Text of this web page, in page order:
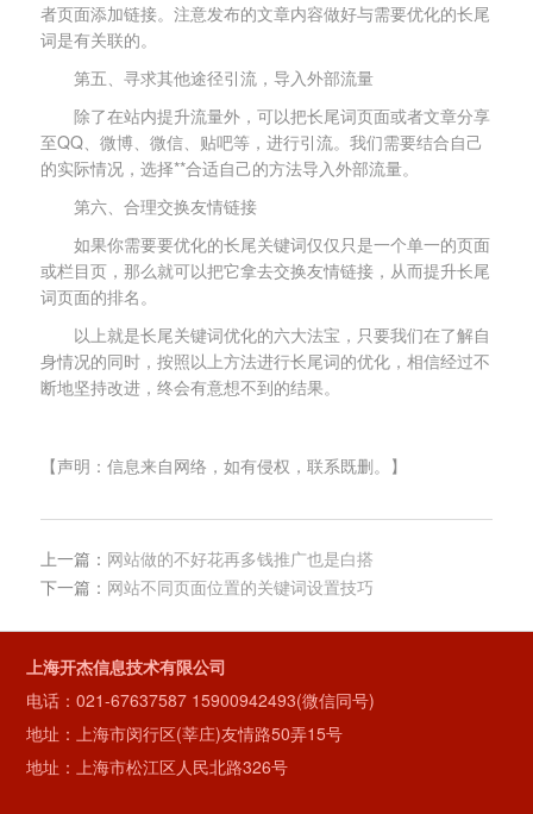
者页面添加链接。注意发布的文章内容做好与需要优化的长尾
词是有关联的。
第五、寻求其他途径引流，导入外部流量
除了在站内提升流量外，可以把长尾词页面或者文章分享
至QQ、微博、微信、贴吧等，进行引流。我们需要结合自己
的实际情况，选择**合适自己的方法导入外部流量。
第六、合理交换友情链接
如果你需要要优化的长尾关键词仅仅只是一个单一的页面
或栏目页，那么就可以把它拿去交换友情链接，从而提升长尾
词页面的排名。
以上就是长尾关键词优化的六大法宝，只要我们在了解自
身情况的同时，按照以上方法进行长尾词的优化，相信经过不
断地坚持改进，终会有意想不到的结果。
【声明：信息来自网络，如有侵权，联系既删。】
上一篇： 网站做的不好花再多钱推广也是白搭
下一篇： 网站不同页面位置的关键词设置技巧
上海开杰信息技术有限公司
电话：021-67637587 15900942493(微信同号)
地址：上海市闵行区(莘庄)友情路50弄15号
地址：上海市松江区人民北路326号